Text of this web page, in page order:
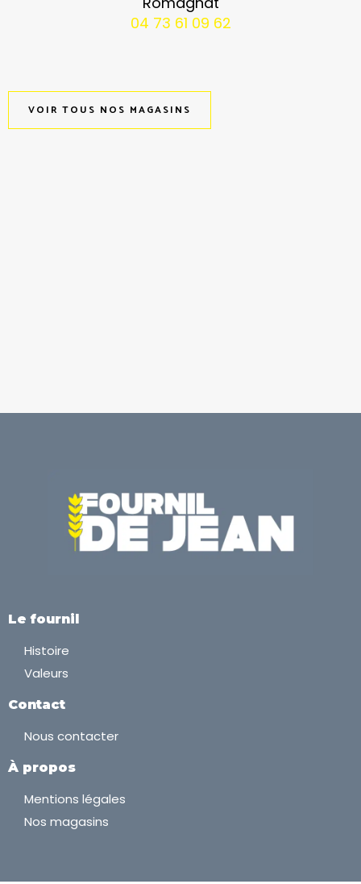
04 73 61 09 62
VOIR TOUS NOS MAGASINS
Le fournil
Histoire
Valeurs
Contact
Nous contacter
À propos
Mentions légales
Nos magasins